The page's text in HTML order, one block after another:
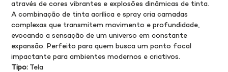
através de cores vibrantes e explosões dinâmicas de tinta.
A combinação de tinta acrílica e spray cria camadas
complexas que transmitem movimento e profundidade,
evocando a sensação de um universo em constante
expansão. Perfeito para quem busca um ponto focal
impactante para ambientes modernos e criativos.
Tipo: Tela